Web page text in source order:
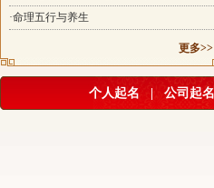
·命理五行与养生
更多>>
个人起名 公司起名